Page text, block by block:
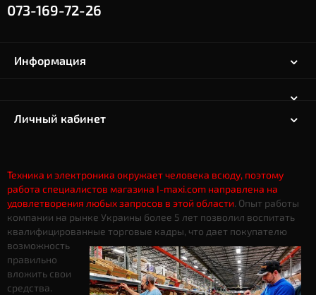
073-169-72-26
Информация
Личный кабинет
Техника и электроника окружает человека всюду, поэтому
работа специалистов магазина I-maxi.com направлена на
удовлетворения любых запросов в этой области. Опыт работы
компании на рынке Украины более 5 лет позволил воспитать
квалифицированные торговые кадры, что дает покупателю
возможность
правильно
вложить свои
средства.